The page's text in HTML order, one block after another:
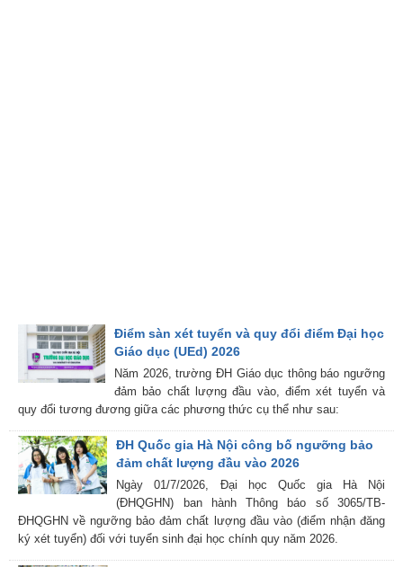
Điểm sàn xét tuyển và quy đổi điểm Đại học
Giáo dục (UEd) 2026
Năm 2026, trường ĐH Giáo dục thông báo ngưỡng
đảm bảo chất lượng đầu vào, điểm xét tuyển và
quy đổi tương đương giữa các phương thức cụ thể như sau:
ĐH Quốc gia Hà Nội công bố ngưỡng bảo
đảm chất lượng đầu vào 2026
Ngày 01/7/2026, Đại học Quốc gia Hà Nội
(ĐHQGHN) ban hành Thông báo số 3065/TB-
ĐHQGHN về ngưỡng bảo đảm chất lượng đầu vào (điểm nhận đăng
ký xét tuyển) đối với tuyển sinh đại học chính quy năm 2026.